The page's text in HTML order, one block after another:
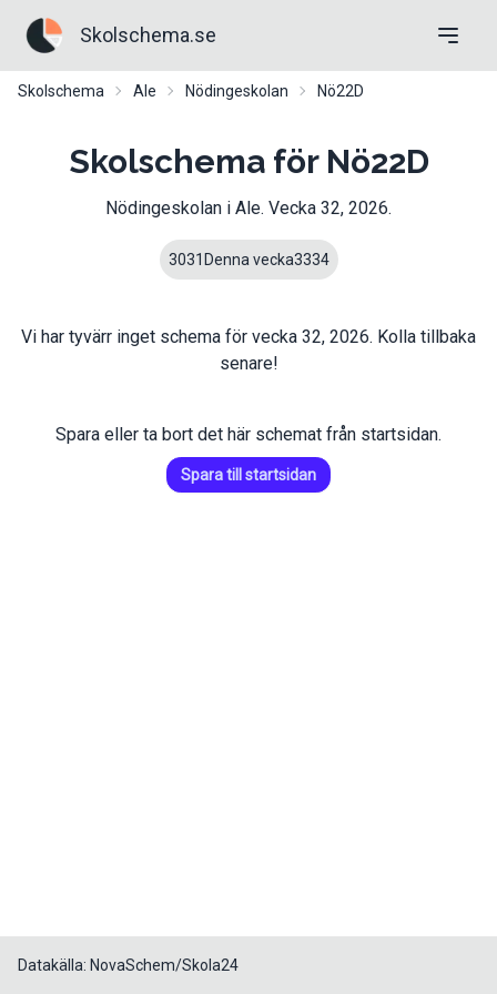
Skolschema.se
Skolschema Ale Nödingeskolan Nö22D
Skolschema för Nö22D
Nödingeskolan i Ale. Vecka 32, 2026.
3031 Denna vecka3334
Vi har tyvärr inget schema för vecka 32, 2026. Kolla tillbaka
senare!
Spara eller ta bort det här schemat från startsidan.
Spara till startsidan
Datakälla: NovaSchem/Skola24